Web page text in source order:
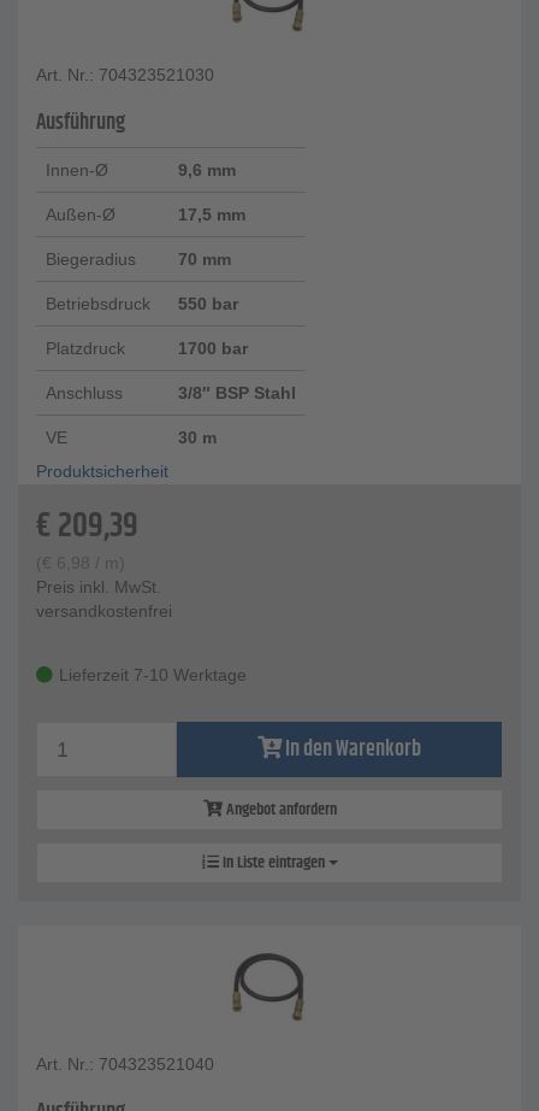
Art. Nr.: 704323521030
Ausführung
Innen-Ø 9,6 mm
Außen-Ø 17,5 mm
Biegeradius 70 mm
Betriebsdruck 550 bar
Platzdruck 1700 bar
Anschluss 3/8″ BSP Stahl
VE
30 m
Produktsicherheit
€209,39
(€ 6,98 / m)
Preis inkl. MwSt.
versandkostenfrei
Lieferzeit 7-10 Werktage
In den Warenkorb
Angebot anfordern
In Liste eintragen
Art. Nr.: 704323521040